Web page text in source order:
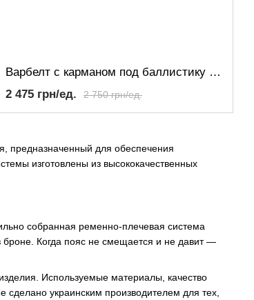
предназначенный для обеспечения
изготовлены из высококачественных
собранная ременно-плечевая система
броне. Когда пояс не смещается и не давит —
Используемые материалы, качество
украинским производителем для тех,
Варбелт с карманом под баллистику ММ-14 Full
2 750 грн/ед.
2 475 грн/ед.